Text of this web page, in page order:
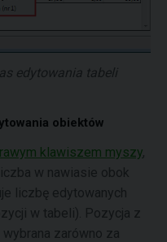
edytowania tabeli
obiektów
klawiszem myszy,
w nawiasie obok
liczbę edytowanych
w tabeli). Pozycja z
zarówno za